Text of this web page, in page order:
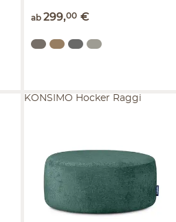
ab 299,00 €
KONSIMO Hocker Raggi